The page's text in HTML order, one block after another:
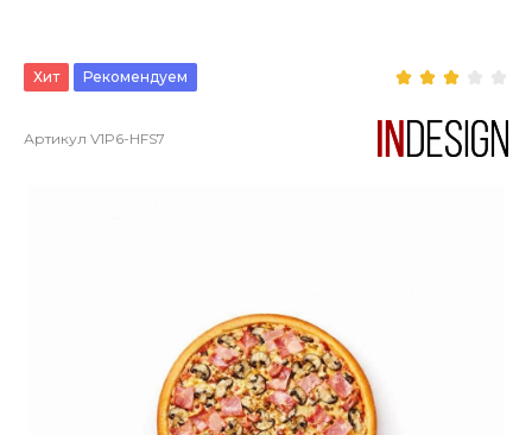
Хит Рекомендуем
Артикул V1P6-HFS7